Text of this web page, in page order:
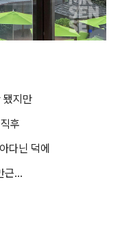
됐지만
후
다닌 덕에
근...